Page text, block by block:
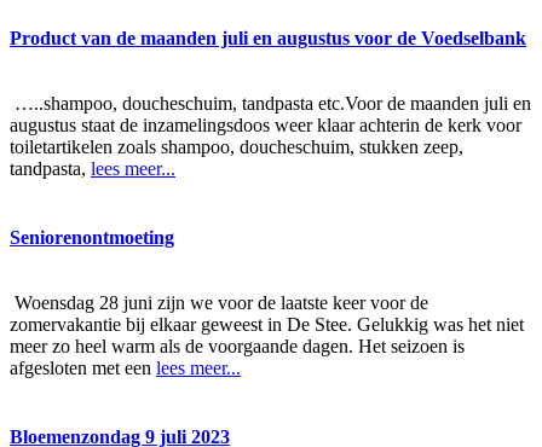
Product van de maanden juli en augustus voor de Voedselbank
…..shampoo, doucheschuim, tandpasta etc.Voor de maanden juli en
augustus staat de inzamelingsdoos weer klaar achterin de kerk voor
toiletartikelen zoals shampoo, doucheschuim, stukken zeep,
tandpasta, lees meer...
Seniorenontmoeting
Woensdag 28 juni zijn we voor de laatste keer voor de
zomervakantie bij elkaar geweest in De Stee. Gelukkig was het niet
meer zo heel warm als de voorgaande dagen. Het seizoen is
afgesloten met een lees meer...
Bloemenzondag 9 juli 2023